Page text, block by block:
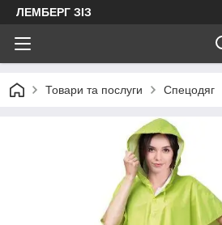
ЛЕМБЕРГ ЗІЗ
Товари та послуги Спецодяг